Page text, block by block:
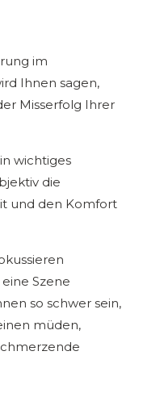
im
Ihnen sagen,
Misserfolg Ihrer
wichtiges
die
und den Komfort
Szene
so schwer sein,
müden,